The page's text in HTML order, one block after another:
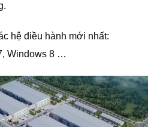
hệ điều hành mới nhất:
Windows 8 …